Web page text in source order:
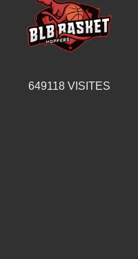
649118VISITES